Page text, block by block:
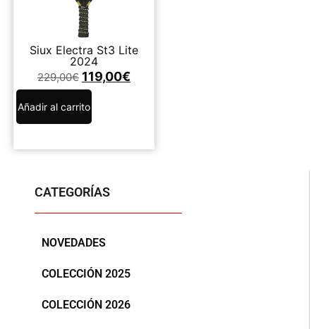
CATEGORÍAS
NOVEDADES
COLECCIÓN 2025
COLECCIÓN 2026
Siux Electra St3 Lite
2024
229,00€ 119,00€
Añadir al carrito